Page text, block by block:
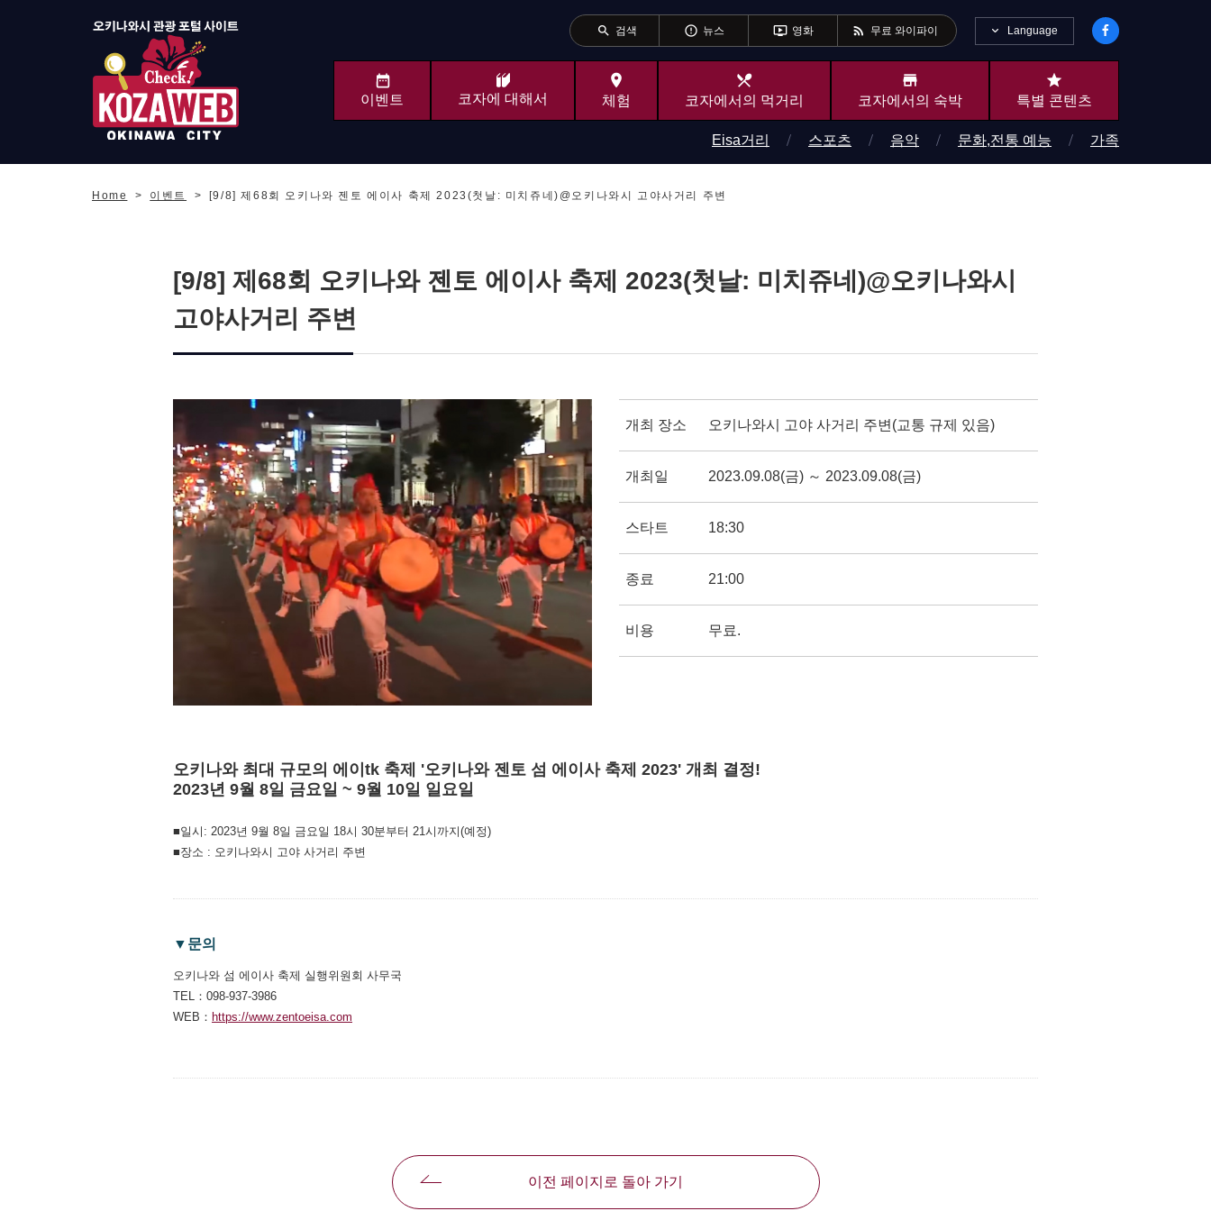
search 검색 error_outline 뉴스 ondemand_video 영화 rss_feed 무료 와이파이 Language
이벤트 코자에 대해서
place
체험
local_dining
코자에서의 먹거리
store
코자에서의 숙박
star
특별 콘텐츠
Eisa거리 스포츠 음악 문화,전통 예능 가족
Home 이벤트 [9/8] 제68회 오키나와 젠토 에이사 축제 2023(첫날: 미치쥬네)@오키나와시 고야사거리 주변
[9/8] 제68회 오키나와 젠토 에이사 축제 2023(첫날: 미치쥬네)@오키나와시
고야사거리 주변
개최 장소 오키나와시 고야 사거리 주변(교통 규제 있음)
개최일 2023.09.08(금) ～ 2023.09.08(금)
스타트 18:30
종료 21:00
비용 무료.
오키나와 최대 규모의 에이tk 축제 '오키나와 젠토 섬 에이사 축제 2023' 개최 결정!
2023년 9월 8일 금요일 ~ 9월 10일 일요일
■일시: 2023년 9월 8일 금요일 18시 30분부터 21시까지(예정)
■장소 : 오키나와시 고야 사거리 주변
▼문의
오키나와 섬 에이사 축제 실행위원회 사무국
TEL：098-937-3986
WEB： https://www.zentoeisa.com
이전 페이지로 돌아 가기